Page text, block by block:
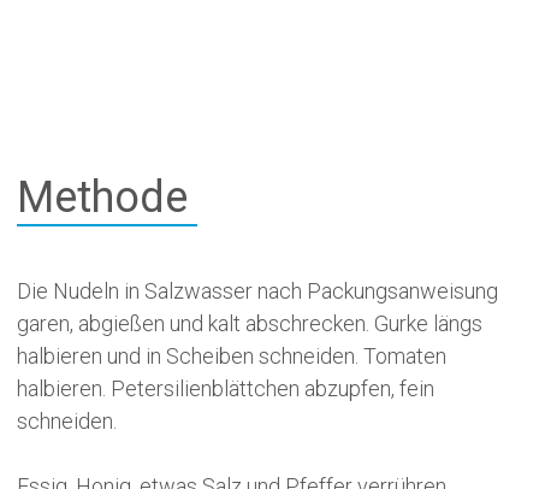
Methode
Die Nudeln in Salzwasser nach Packungs­anweisung
garen, abgießen und kalt abschrecken. Gurke längs
halbieren und in Scheiben schneiden. Tomaten
halbieren. Petersilienblättchen abzupfen, fein
schneiden.